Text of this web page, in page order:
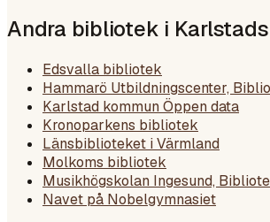
Andra bibliotek i
Edsvalla bibliotek
Hammarö Utbildningscenter,
Karlstad kommun Öppen data
Kronoparkens bibliotek
Länsbiblioteket i Värmland
Molkoms bibliotek
Musikhögskolan Ingesund,
Navet på Nobelgymnasiet